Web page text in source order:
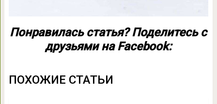
Понравилась статья? Поделитесь с
друзьями на Facebook:
ПОХОЖИЕ СТАТЬИ